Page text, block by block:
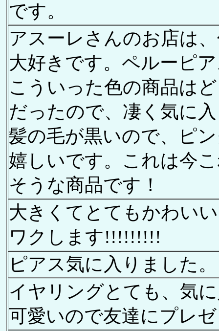
です。
アスーレさんのお店は
大好きです。ペルーピ
こういった色の商品は
だったので、凄く気に
髪の毛が黒いので、ピ
嬉しいです。これは今
そうな商品です！
大きくてとてもかわい
ワクします!!!!!!!!!
ピアス気に入りました
イヤリングとても、気
可愛いので友達にプレ